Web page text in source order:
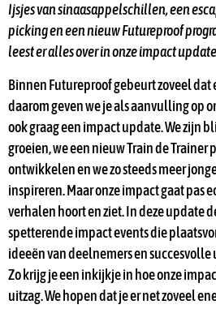
Ijsjes van sinaasappelschillen, een
picking en een nieuw Futureproof
leest er alles over in onze impact
Binnen Futureproof gebeurt zoveel
daarom geven we je als aanvulling op
ook graag een impact update. We zijn
groeien, we een nieuw Train de Trainer
ontwikkelen en we zo steeds meer
inspireren. Maar onze impact gaat pas
verhalen hoort en ziet. In deze update
spetterende impact events die
ideeën van deelnemers en
Zo krijg je een inkijkje in hoe onze
uitzag. We hopen dat je er net zoveel